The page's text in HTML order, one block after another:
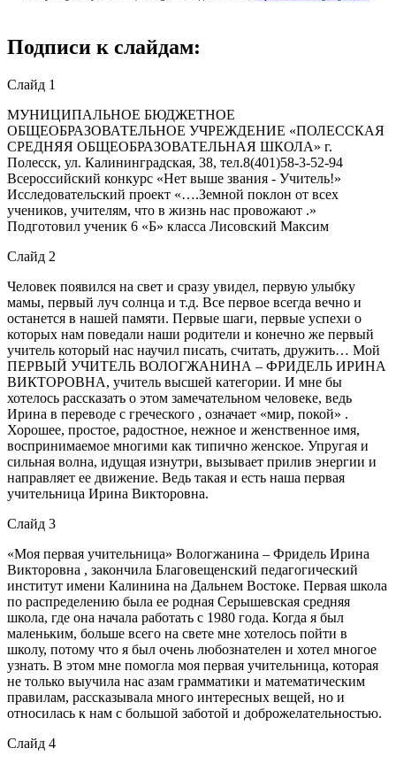
Подписи к слайдам:
Слайд 1
МУНИЦИПАЛЬНОЕ БЮДЖЕТНОЕ
ОБЩЕОБРАЗОВАТЕЛЬНОЕ УЧРЕЖДЕНИЕ «ПОЛЕССКАЯ
СРЕДНЯЯ ОБЩЕОБРАЗОВАТЕЛЬНАЯ ШКОЛА» г.
Полесск, ул. Калининградская, 38, тел.8(401)58-3-52-94
Всероссийский конкурс «Нет выше звания - Учитель!»
Исследовательский проект «….Земной поклон от всех
учеников, учителям, что в жизнь нас провожают .»
Подготовил ученик 6 «Б» класса Лисовский Максим
Слайд 2
Человек появился на свет и сразу увидел, первую улыбку
мамы, первый луч солнца и т.д. Все первое всегда вечно и
останется в нашей памяти. Первые шаги, первые успехи о
которых нам поведали наши родители и конечно же первый
учитель который нас научил писать, считать, дружить… Мой
ПЕРВЫЙ УЧИТЕЛЬ ВОЛОГЖАНИНА – ФРИДЕЛЬ ИРИНА
ВИКТОРОВНА, учитель высшей категории. И мне бы
хотелось рассказать о этом замечательном человеке, ведь
Ирина в переводе с греческого , означает «мир, покой» .
Хорошее, простое, радостное, нежное и женственное имя,
воспринимаемое многими как типично женское. Упругая и
сильная волна, идущая изнутри, вызывает прилив энергии и
направляет ее движение. Ведь такая и есть наша первая
учительница Ирина Викторовна.
Слайд 3
«Моя первая учительница» Вологжанина – Фридель Ирина
Викторовна , закончила Благовещенский педагогический
институт имени Калинина на Дальнем Востоке. Первая школа
по распределению была ее родная Серышевская средняя
школа, где она начала работать с 1980 года. Когда я был
маленьким, больше всего на свете мне хотелось пойти в
школу, потому что я был очень любознателен и хотел многое
узнать. В этом мне помогла моя первая учительница, которая
не только выучила нас азам грамматики и математическим
правилам, рассказывала много интересных вещей, но и
относилась к нам с большой заботой и доброжелательностью.
Слайд 4